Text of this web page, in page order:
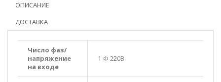
ОПИСАНИЕ
ДОСТАВКА
Число фаз/
напряжение
на входе
1-Ф 220В